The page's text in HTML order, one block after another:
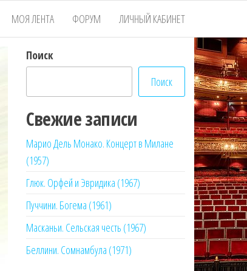
МОЯ ЛЕНТА ФОРУМ ЛИЧНЫЙ КАБИНЕТ
Поиск
Поиск
Свежие записи
Марио Дель Монако. Концерт в Милане
(1957)
Глюк. Орфей и Эвридика (1967)
Пуччини. Богема (1961)
Масканьи. Сельская честь (1967)
Беллини. Сомнамбула (1971)